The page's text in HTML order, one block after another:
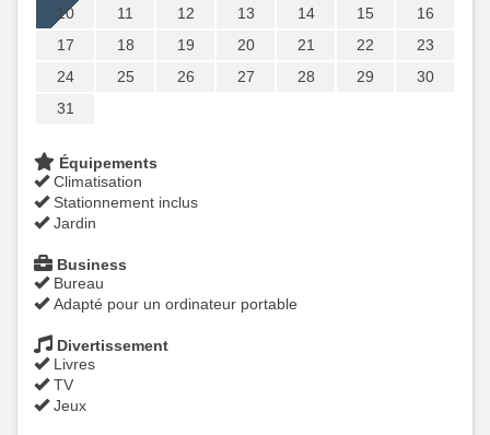
10
11 12 13 14 15
16
17
18 19 20 21 22
23
24
25 26 27 28 29
30
31
Équipements
Climatisation
Stationnement inclus
Jardin
Business
Bureau
Adapté pour un ordinateur portable
Divertissement
Livres
TV
Jeux